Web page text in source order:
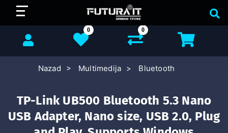
0
0
Nazad Multimedija Bluetooth
TP-Link UB500 Bluetooth 5.3 Nano
USB Adapter, Nano size, USB 2.0, Plug